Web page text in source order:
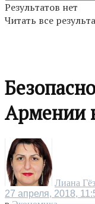
Результатов нет
Читать все
Армении
Лиана
27 апреля, 2018,